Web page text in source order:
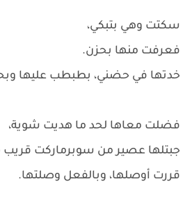
سكتت وهي بتبكي،
فعرفت منها بحزن.
خدتها في حضني، بطبطب عليها
فضلت معاها لحد ما هديت شوية،
جبتلها عصير من سوبرماركت قريب
قررت أوصلها، وبالفعل وصلتها.